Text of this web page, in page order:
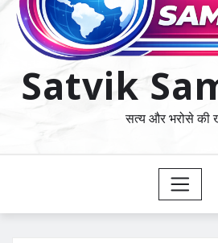
Satvik
सत्य और भरोसे की